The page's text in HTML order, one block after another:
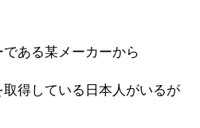
ある某メーカーから
取得している日本人がいるが